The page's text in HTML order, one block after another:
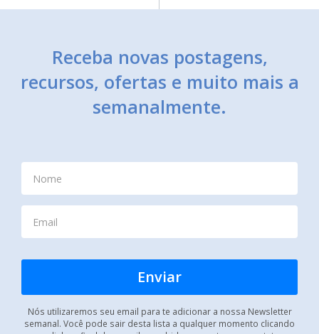
Receba novas postagens,
recursos, ofertas e muito mais a
semanalmente.
Nós utilizaremos seu email para te adicionar a nossa Newsletter
semanal. Você pode sair desta lista a qualquer momento clicando